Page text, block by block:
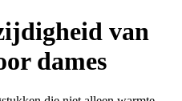
van
dames